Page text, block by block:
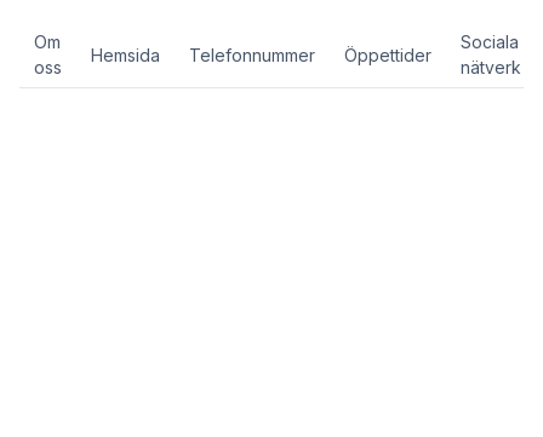
Om
oss
Hemsida Telefonnummer Öppettider
Sociala
nätverk